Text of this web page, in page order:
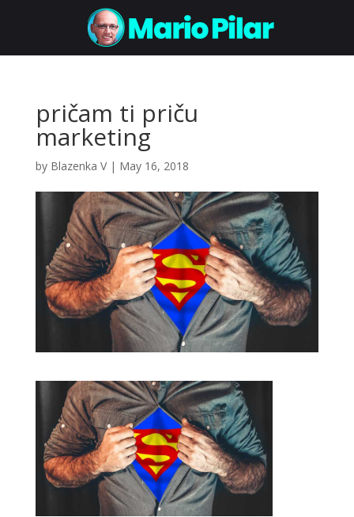
pričam ti priču
marketing
by Blazenka V| May 16, 2018